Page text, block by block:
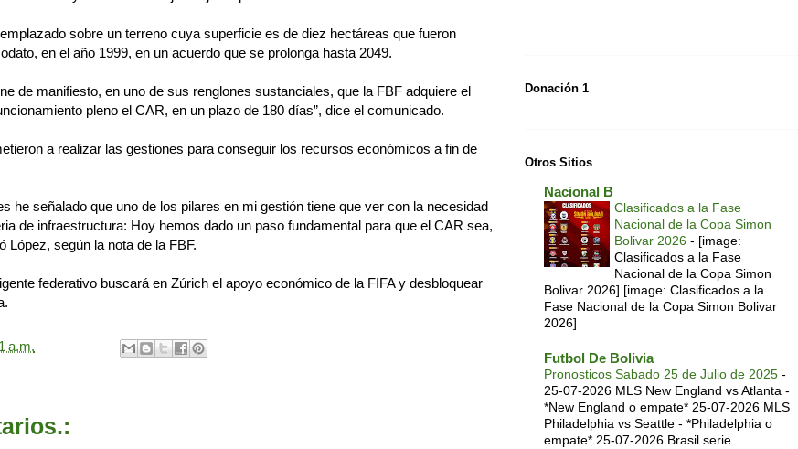
sobre un terreno cuya superficie es de diez hectáreas que fueron
en el año 1999, en un acuerdo que se prolonga hasta 2049.
de manifiesto, en uno de sus renglones sustanciales, que la FBF adquiere el
pleno el CAR, en un plazo de 180 días”, dice el comunicado.
a realizar las gestiones para conseguir los recursos económicos a fin de
he señalado que uno de los pilares en mi gestión tiene que ver con la necesidad
de infraestructura: Hoy hemos dado un paso fundamental para que el CAR sea,
López, según la nota de la FBF.
federativo buscará en Zúrich el apoyo económico de la FIFA y desbloquear
a.m.
Donación 1
Otros Sitios
Nacional B
Clasificados a la Fase
Nacional de la Copa Simon
Bolivar 2026 - [image:
Clasificados a la Fase
Nacional de la Copa Simon
Bolivar 2026] [image: Clasificados a la
Fase Nacional de la Copa Simon Bolivar
2026]
Futbol De Bolivia
Pronosticos Sabado 25 de Julio de 2025 -
25-07-2026 MLS New England vs Atlanta -
*New England o empate* 25-07-2026 MLS
Philadelphia vs Seattle - *Philadelphia o
empate* 25-07-2026 Brasil serie ...